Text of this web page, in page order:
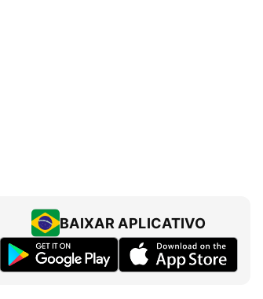
BAIXAR APLICATIVO